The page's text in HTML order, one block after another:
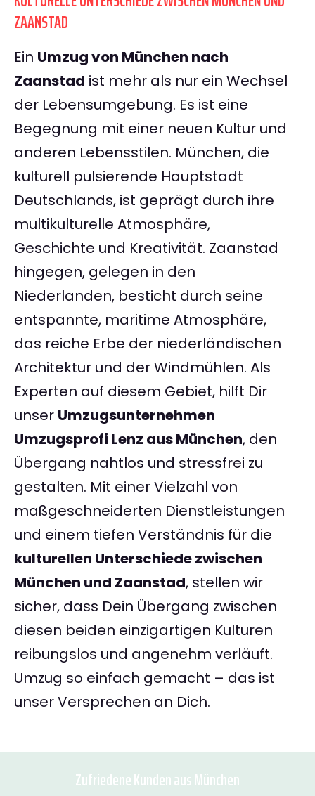
ZAANSTAD
Ein Umzug von München nach
Zaanstad ist mehr als nur ein Wechsel
der Lebensumgebung. Es ist eine
Begegnung mit einer neuen Kultur und
anderen Lebensstilen. München, die
kulturell pulsierende Hauptstadt
Deutschlands, ist geprägt durch ihre
multikulturelle Atmosphäre,
Geschichte und Kreativität. Zaanstad
hingegen, gelegen in den
Niederlanden, besticht durch seine
entspannte, maritime Atmosphäre,
das reiche Erbe der niederländischen
Architektur und der Windmühlen. Als
Experten auf diesem Gebiet, hilft Dir
unser Umzugsunternehmen
Umzugsprofi Lenz aus München, den
Übergang nahtlos und stressfrei zu
gestalten. Mit einer Vielzahl von
maßgeschneiderten Dienstleistungen
und einem tiefen Verständnis für die
kulturellen Unterschiede zwischen
München und Zaanstad, stellen wir
sicher, dass Dein Übergang zwischen
diesen beiden einzigartigen Kulturen
reibungslos und angenehm verläuft.
Umzug so einfach gemacht – das ist
unser Versprechen an Dich.
Zufriedene Kunden aus München